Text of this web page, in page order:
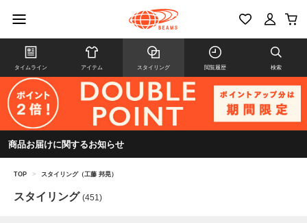
タイムライン アイテム スタイリング 閲覧履歴 検索
商品お届けに関するお知らせ
TOP > スタイリング（工藤 邦晃）
スタイリング (451)